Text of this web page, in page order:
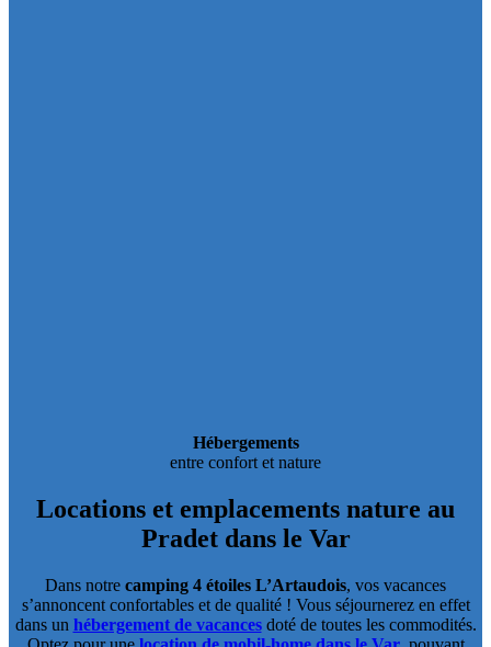
Hébergements
entre confort et nature
Locations et emplacements nature au
Pradet dans le Var
Dans notre camping 4 étoiles L’Artaudois, vos vacances
s’annoncent confortables et de qualité ! Vous séjournerez en effet
dans un hébergement de vacancesdoté de toutes les commodités.